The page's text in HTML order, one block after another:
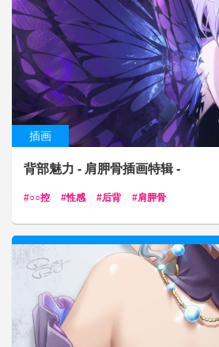
插画
背部魅力 - 肩胛骨插画特辑 -
○○控 性感 后背 肩胛骨